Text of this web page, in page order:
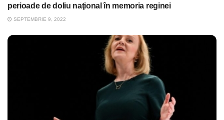
perioade de doliu naţional în memoria reginei
SEPTEMBRIE 9, 2022